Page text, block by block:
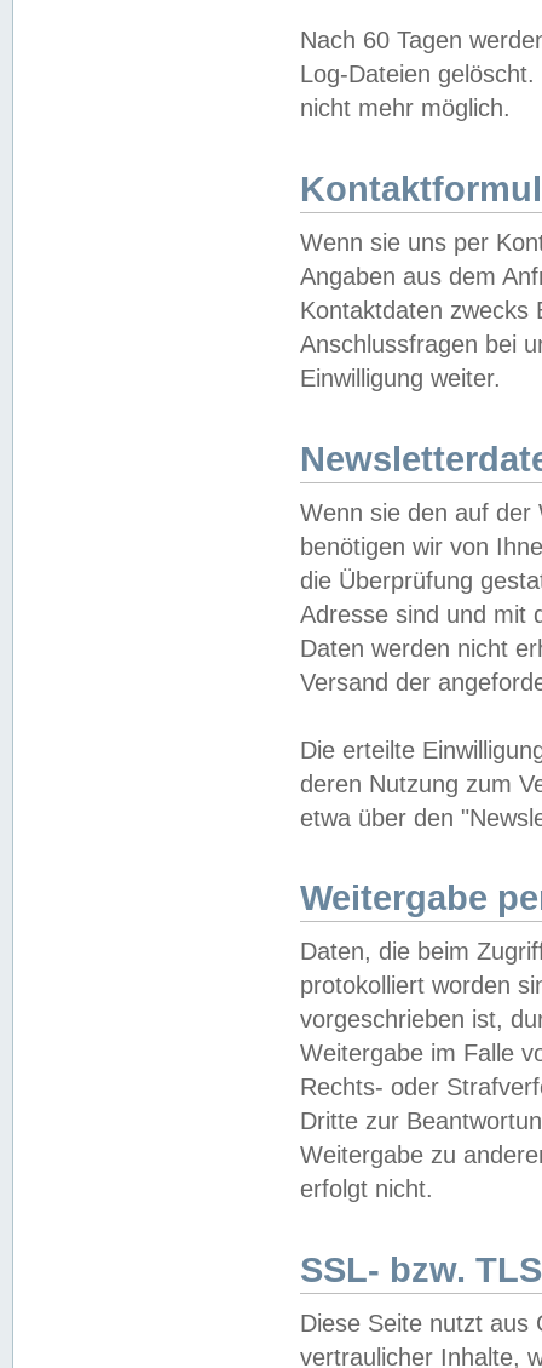
Nach 60 Tagen
Log-Dateien
nicht mehr möglich.
Wenn sie uns per
Angaben aus dem
Kontaktdaten zwecks
Anschlussfragen bei
Einwilligung weiter.
Wenn sie den auf der
benötigen wir von
die Überprüfung
Adresse sind und mit
Daten werden nicht
Versand der
Die erteilte
deren Nutzung zum
etwa über den
Weitergabe
Daten, die beim
protokolliert worden
vorgeschrieben ist,
Weitergabe im Falle
Rechts- oder
Dritte zur
Weitergabe zu
erfolgt nicht.
SSL- bzw.
Diese Seite nutzt aus
vertraulicher Inhalte,